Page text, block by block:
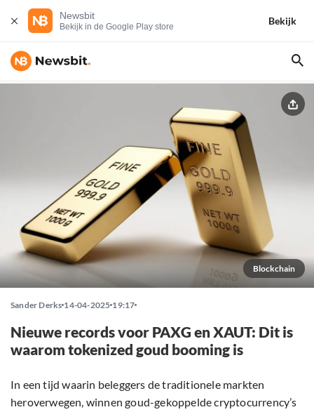
Newsbit
Bekijk in de Google Play store
Bekijk
Blockchain
Sander Derks 14-04-2025 19:17
Nieuwe records voor PAXG en XAUT: Dit is
waarom tokenized goud booming is
In een tijd waarin beleggers de traditionele markten
heroverwegen, winnen goud-gekoppelde cryptocurrency’s